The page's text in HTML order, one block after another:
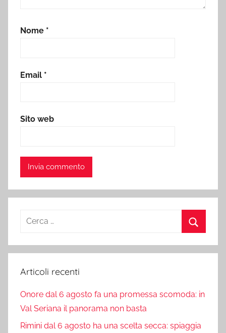
Nome *
Email *
Sito web
Ricerca
Articoli recenti
Onore dal 6 agosto fa una promessa scomoda: in
Val Seriana il panorama non basta
Rimini dal 6 agosto ha una scelta secca: spiaggia